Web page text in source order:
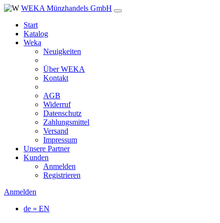
WEKA Münzhandels GmbH
Start
Katalog
Weka
Neuigkeiten
Über WEKA
Kontakt
AGB
Widerruf
Datenschutz
Zahlungsmittel
Versand
Impressum
Unsere Partner
Kunden
Anmelden
Registrieren
Anmelden
de » EN